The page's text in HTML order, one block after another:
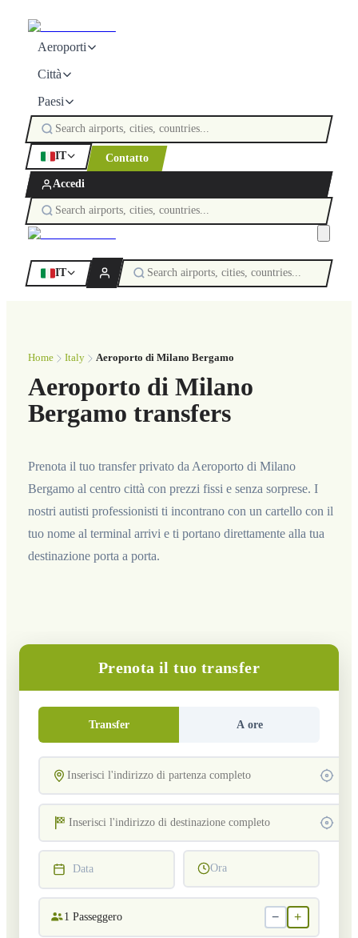
Aeroporti
Città
Paesi
IT Contatto
Accedi
IT
Home Italy Aeroporto di Milano Bergamo
Aeroporto di Milano
Bergamo transfers
Prenota il tuo transfer privato da Aeroporto di Milano
Bergamo al centro città con prezzi fissi e senza sorprese. I
nostri autisti professionisti ti incontrano con un cartello con il
tuo nome al terminal arrivi e ti portano direttamente alla tua
destinazione porta a porta.
Prenota il tuo transfer
Transfer A ore
Data Ora
1 Passeggero − +